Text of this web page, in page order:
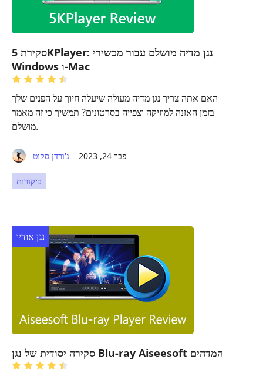
סקירת 5KPlayer: נגן מדיה מושלם עבור מכשירי
Windows ו-Mac
האם אתה צריך נגן מדיה מעולה שיעלה חיוך על הפנים שלך
בזמן האזנה למוזיקה וצפייה בסרטונים? תמשיך כי זה מאמר
מושלם.
ג'ורדן סקוט פבר 24, 2023
ביקורות
נגן אודיו
סקירה יסודית של נגן Blu-ray Aiseesoft המדהים